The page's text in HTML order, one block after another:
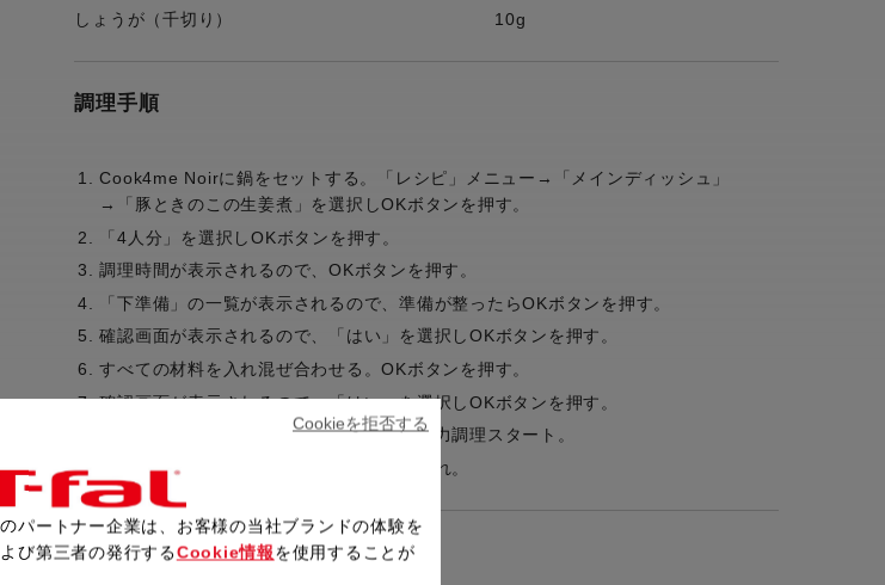
しょうが（千切り）
10g
調理手順
Cook4me Noirに鍋をセットする。「レシピ」メニュー→「メインディッシュ」
→「豚ときのこの生姜煮」を選択しOKボタンを押す。
「4人分」を選択しOKボタンを押す。
調理時間が表示されるので、OKボタンを押す。
「下準備」の一覧が表示されるので、準備が整ったらOKボタンを押す。
確認画面が表示されるので、「はい」を選択しOKボタンを押す。
すべての材料を入れ混ぜ合わせる。OKボタンを押す。
確認画面が表示されるので、「はい」を選択しOKボタンを押す。
フタを閉めて固定し、予熱が完了したら圧力調理スタート。
ブザーが鳴ったら、器に盛って、召し上がれ。
パートナー企業は、お客様の当社ブランドの体験を
び第三者の発行するCookie情報 を使用することが
Cookieを拒否する